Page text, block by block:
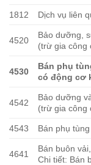
1812 Dịch vụ liên
4520
Bảo dưỡng,
(trừ gia công
4530
Bán phụ
có động cơ
4542
Bảo dưỡng
(trừ gia công
4543 Bán phụ
4641
Bán buôn
Chi tiết: Bán